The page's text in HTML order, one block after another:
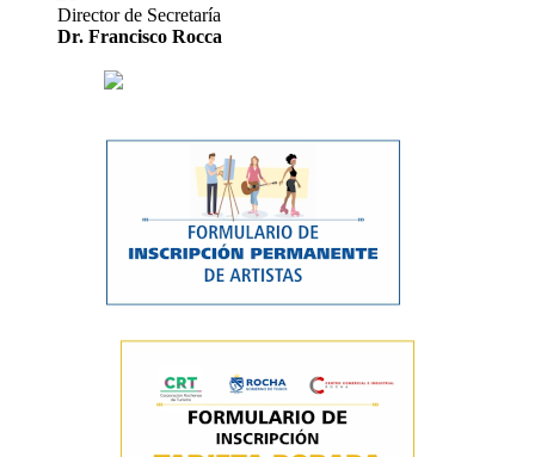
Director de Secretaría
Dr. Francisco Rocca